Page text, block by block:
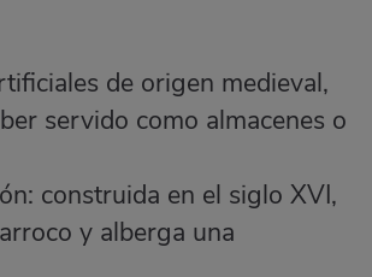
de origen medieval,
servido como almacenes o
construida en el siglo XVI,
y alberga una